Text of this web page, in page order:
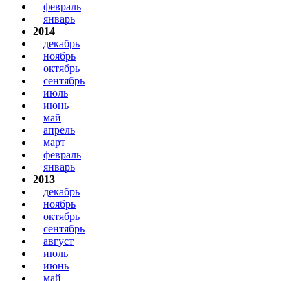
февраль
январь
2014
декабрь
ноябрь
октябрь
сентябрь
июль
июнь
май
апрель
март
февраль
январь
2013
декабрь
ноябрь
октябрь
сентябрь
август
июль
июнь
май